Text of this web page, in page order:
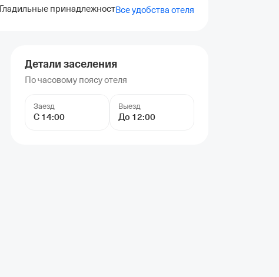
Гладильные принадлежности Открытый бассейн
Все удобства отеля
Детали заселения
По часовому поясу отеля
Заезд
С 14:00
Выезд
До 12:00